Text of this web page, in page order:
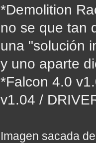
*Demolition
no se que tan
una "solución
y uno aparte
*Falcon 4.0
v1.04 /
Imagen sacada